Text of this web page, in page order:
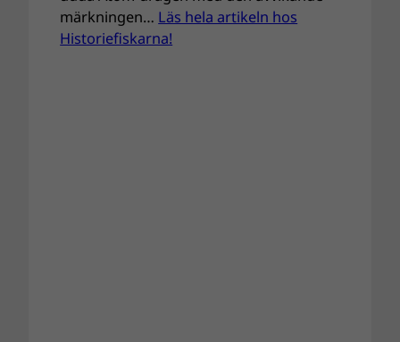
märkningen… Läs hela artikeln hos
Historiefiskarna!